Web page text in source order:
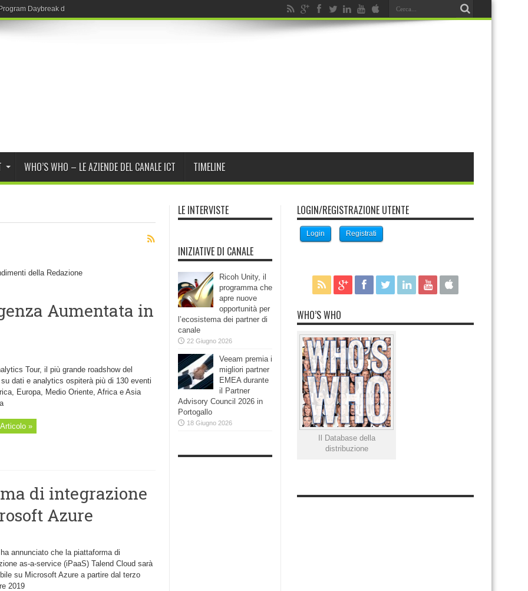
Daybreak di OpenAI
WHO’S WHO – LE AZIENDE DEL CANALE ICT TIMELINE
della Redazione
Aumentata in
Tour, il più grande roadshow del
dati e analytics ospiterà più di 130 eventi
Europa, Medio Oriente, Africa e Asia
»
di integrazione
Azure
annunciato che la piattaforma di
as-a-service (iPaaS) Talend Cloud sarà
su Microsoft Azure a partire dal terzo
2019
LE INTERVISTE
INIZIATIVE DI CANALE
Ricoh Unity, il
programma che
apre nuove
opportunità per
l’ecosistema dei partner di
canale
22 Giugno 2026
Veeam premia i
migliori partner
EMEA durante
il Partner
Advisory Council 2026 in
Portogallo
18 Giugno 2026
LOGIN/REGISTRAZIONE UTENTE
Login Registrati
WHO’S WHO
Il Database della
distribuzione